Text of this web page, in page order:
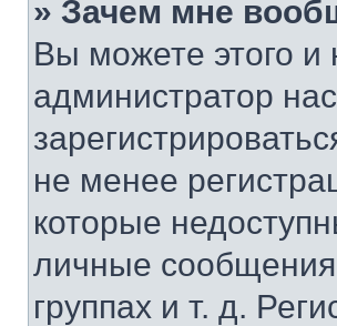
» Зачем мне
Вы можете этого и
администратор
не менее
которые
личные
группах и т. д.